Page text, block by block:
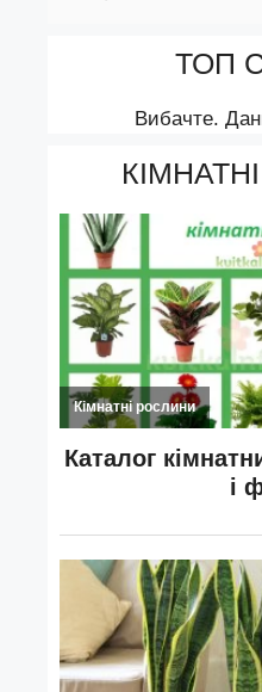
ТОП
Вибачте.